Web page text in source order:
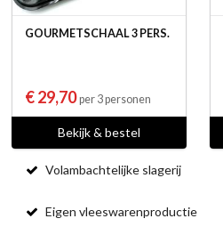
GOURMETSCHAAL 3 PERS.
€ 29,70per 3 personen
Bekijk & bestel
Volambachtelijke slagerij
Eigen vleeswarenproductie